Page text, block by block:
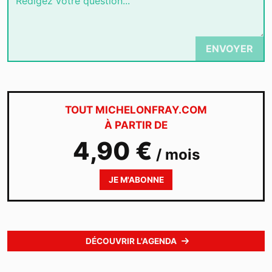
ENVOYER
TOUT MICHELONFRAY.COM
À PARTIR DE
4,90 € / mois
JE M'ABONNE
DÉCOUVRIR L'AGENDA